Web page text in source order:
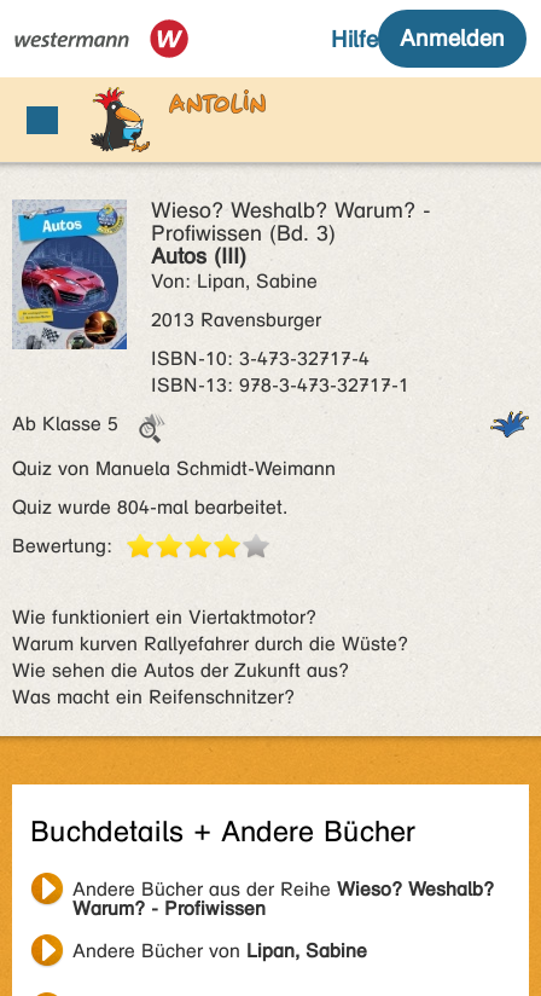
Wieso? Weshalb? Warum? -
Profiwissen (Bd. 3)
Autos (III)
Von: Lipan, Sabine
2013 Ravensburger
ISBN‑10: 3-473-32717-4
ISBN‑13: 978-3-473-32717-1
Ab Klasse 5
Quiz von Manuela Schmidt-Weimann
Quiz wurde 804-mal bearbeitet.
Bewertung:
Wie funktioniert ein Viertaktmotor?
Warum kurven Rallyefahrer durch die Wüste?
Wie sehen die Autos der Zukunft aus?
Was macht ein Reifenschnitzer?
Buchdetails + Andere Bücher
Andere Bücher aus der Reihe Wieso? Weshalb?
Warum? - Profiwissen
Andere Bücher von Lipan, Sabine